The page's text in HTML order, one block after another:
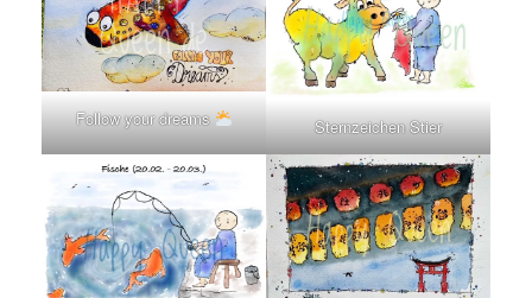
Follow your dreams Sternzeichen Stier